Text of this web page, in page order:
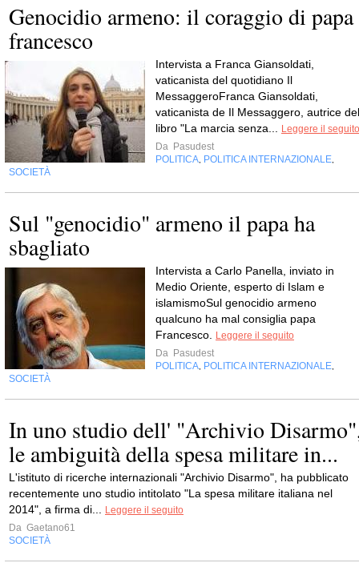
Genocidio armeno: il coraggio di papa
francesco
Intervista a Franca Giansoldati,
vaticanista del quotidiano Il
MessaggeroFranca Giansoldati,
vaticanista de Il Messaggero, autrice del
libro "La marcia senza...
Leggere il seguito
Da Pasudest
POLITICA POLITICA INTERNAZIONALE
SOCIETÀ
Sul "genocidio" armeno il papa ha
sbagliato
Intervista a Carlo Panella, inviato in
Medio Oriente, esperto di Islam e
islamismoSul genocidio armeno
qualcuno ha mal consiglia papa
Francesco.
Leggere il seguito
Da Pasudest
POLITICA POLITICA INTERNAZIONALE
SOCIETÀ
In uno studio dell' "Archivio
le ambiguità della spesa militare in...
L'istituto di ricerche internazionali "Archivio Disarmo", ha pubblicato
recentemente uno studio intitolato "La spesa militare italiana nel
2014", a firma di...
Leggere il seguito
Da Gaetano61
SOCIETÀ